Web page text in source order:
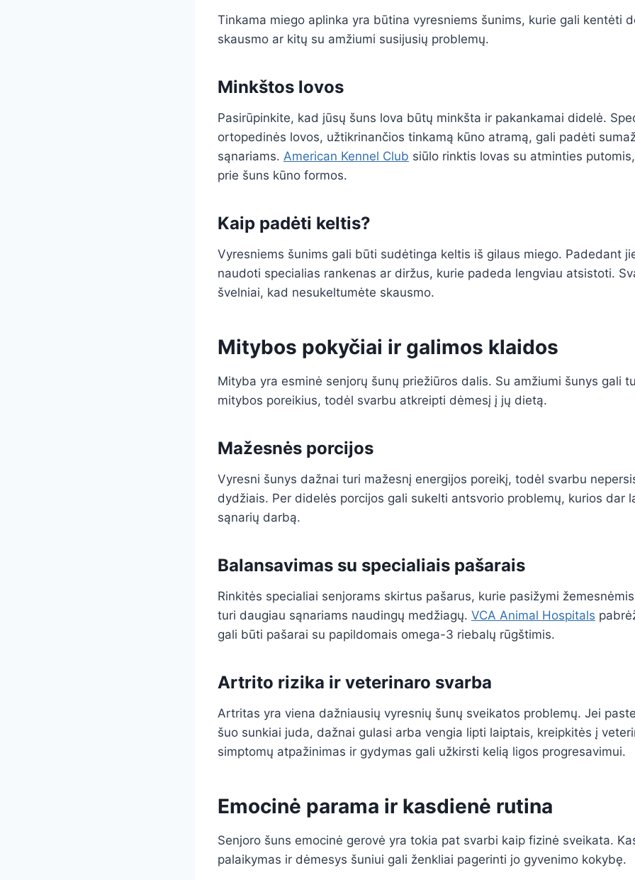
Tinkama miego aplinka yra būtina vyresniems šunims, kurie gali kentėti
skausmo ar kitų su amžiumi susijusių problemų.
Minkštos lovos
Pasirūpinkite, kad jūsų šuns lova būtų minkšta ir pakankamai didelė.
ortopedinės lovos, užtikrinančios tinkamą kūno atramą, gali padėti
sąnariams. American Kennel Club siūlo rinktis lovas su atminties
prie šuns kūno formos.
Kaip padėti keltis?
Vyresniems šunims gali būti sudėtinga keltis iš gilaus miego. Padedant
naudoti specialias rankenas ar diržus, kurie padeda lengviau atsistoti.
švelniai, kad nesukeltumėte skausmo.
Mitybos pokyčiai ir galimos klaidos
Mityba yra esminė senjorų šunų priežiūros dalis. Su amžiumi šunys gali
mitybos poreikius, todėl svarbu atkreipti dėmesį į jų dietą.
Mažesnės porcijos
Vyresni šunys dažnai turi mažesnį energijos poreikį, todėl svarbu
dydžiais. Per didelės porcijos gali sukelti antsvorio problemų, kurios dar
sąnarių darbą.
Balansavimas su specialiais pašarais
Rinkitės specialiai senjorams skirtus pašarus, kurie pasižymi
turi daugiau sąnariams naudingų medžiagų. VCA Animal Hospitals
gali būti pašarai su papildomais omega-3 riebalų rūgštimis.
Artrito rizika ir veterinaro svarba
Artritas yra viena dažniausių vyresnių šunų sveikatos problemų. Jei
šuo sunkiai juda, dažnai gulasi arba vengia lipti laiptais, kreipkitės į
simptomų atpažinimas ir gydymas gali užkirsti kelią ligos progresavimui.
Emocinė parama ir kasdienė rutina
Senjoro šuns emocinė gerovė yra tokia pat svarbi kaip fizinė sveikata.
palaikymas ir dėmesys šuniui gali ženkliai pagerinti jo gyvenimo kokybę.